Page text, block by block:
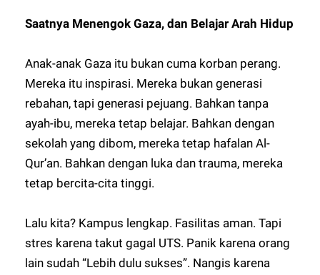
Saatnya Menengok Gaza, dan Belajar Arah Hidup
Anak-anak Gaza itu bukan cuma korban perang.
Mereka itu inspirasi. Mereka bukan generasi
rebahan, tapi generasi pejuang. Bahkan tanpa
ayah-ibu, mereka tetap belajar. Bahkan dengan
sekolah yang dibom, mereka tetap hafalan Al-
Qur’an. Bahkan dengan luka dan trauma, mereka
tetap bercita-cita tinggi.
Lalu kita? Kampus lengkap. Fasilitas aman. Tapi
stres karena takut gagal UTS. Panik karena orang
lain sudah “Lebih dulu sukses”. Nangis karena